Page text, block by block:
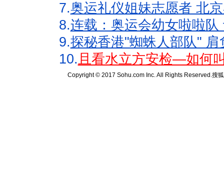
7.奥运礼仪姐妹志愿者 北
8.连载：奥运会幼女啦啦
9.探秘香港"蜘蛛人部队"
10.且看水立方安检—如何
Copyright © 2017 Sohu.com Inc. All Rights Reserved.搜